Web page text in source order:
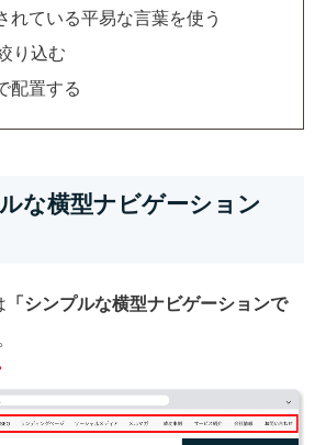
れている平易な言葉を使う
り込む
配置する
な横型ナビゲーション
「シンプルな横型ナビゲーションで